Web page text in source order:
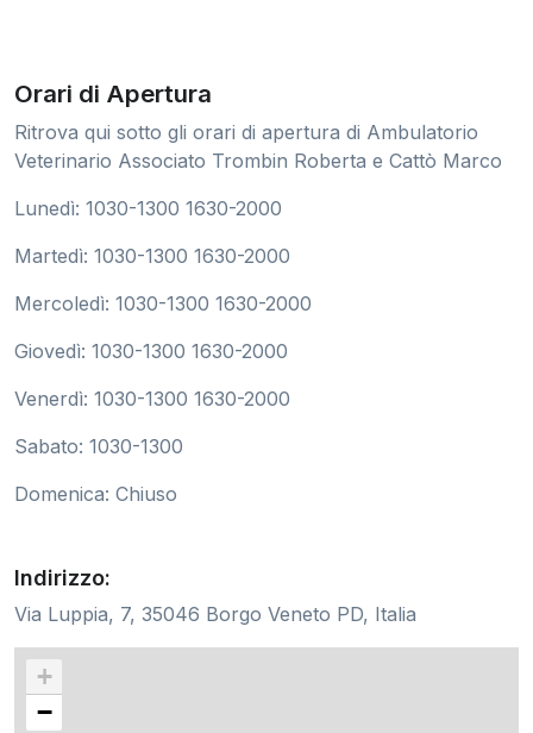
Orari di Apertura
Ritrova qui sotto gli orari di apertura di Ambulatorio
Veterinario Associato Trombin Roberta e Cattò Marco
Lunedì: 1030-1300 1630-2000
Martedì: 1030-1300 1630-2000
Mercoledì: 1030-1300 1630-2000
Giovedì: 1030-1300 1630-2000
Venerdì: 1030-1300 1630-2000
Sabato: 1030-1300
Domenica: Chiuso
Indirizzo:
Via Luppia, 7, 35046 Borgo Veneto PD, Italia
+
−